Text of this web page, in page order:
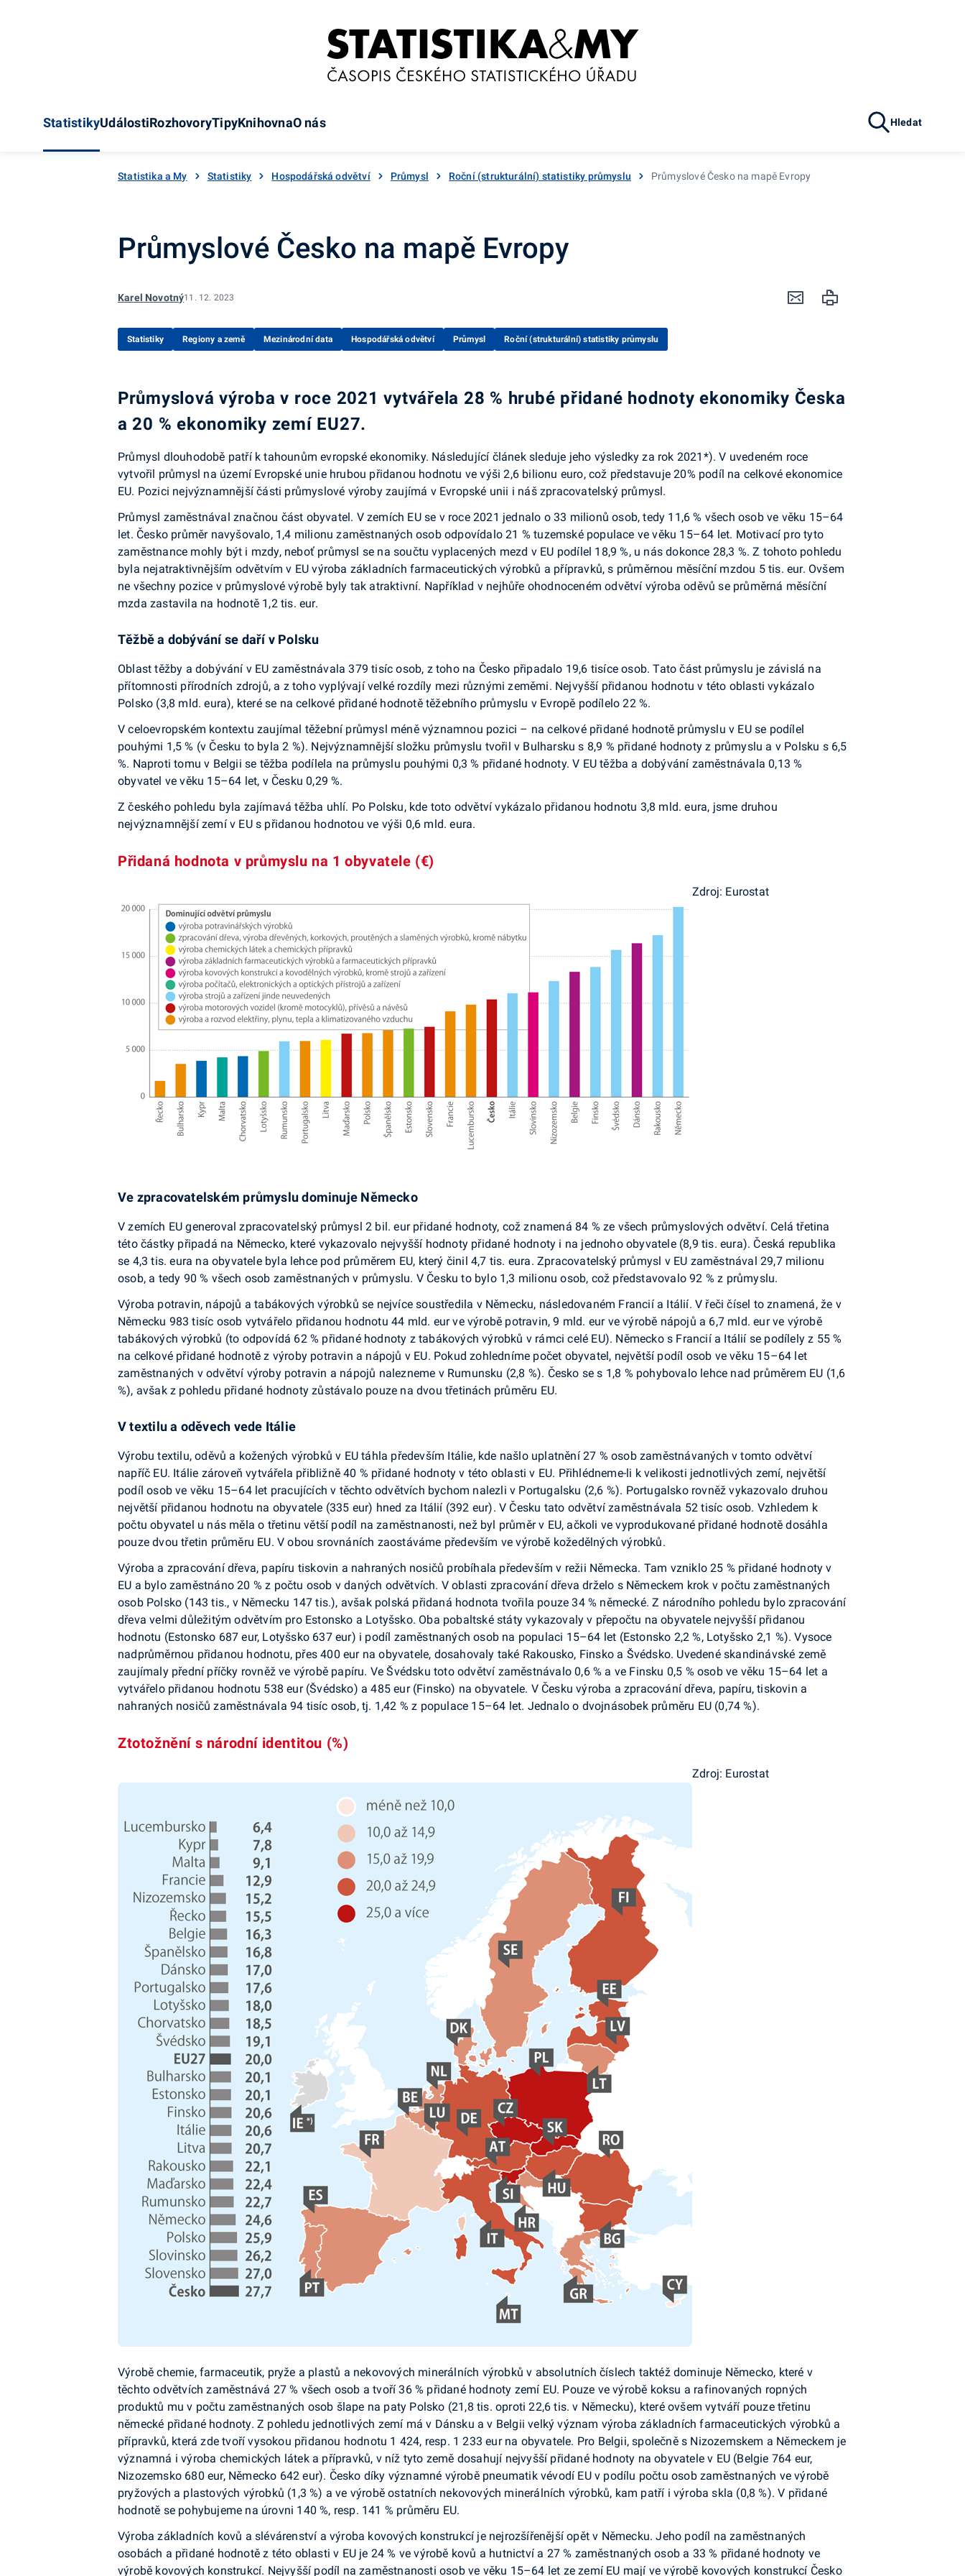
StatistikyUdálostiRozhovoryTipyKnihovnaO nás Hledat
Statistika a My Statistiky Hospodářská odvětví Průmysl Roční (strukturální) statistiky průmyslu Průmyslové Česko na mapě Evropy
Průmyslové Česko na mapě Evropy
Karel Novotný11. 12. 2023
Statistiky Regiony a země Mezinárodní data Hospodářská odvětví Průmysl Roční (strukturální) statistiky průmyslu
Průmyslová výroba v roce 2021 vytvářela 28 % hrubé přidané hodnoty ekonomiky Česka
a 20 % ekonomiky zemí EU27.
Průmysl dlouhodobě patří k tahounům evropské ekonomiky. Následující článek sleduje jeho výsledky za rok 2021*). V uvedeném roce
vytvořil průmysl na území Evropské unie hrubou přidanou hodnotu ve výši 2,6 bilionu euro, což představuje 20% podíl na celkové ekonomice
EU. Pozici nejvýznamnější části průmyslové výroby zaujímá v Evropské unii i náš zpracovatelský průmysl.
Průmysl zaměstnával značnou část obyvatel. V ze­mích EU se v roce 2021 jednalo o 33 milionů osob, tedy 11,6 % všech osob ve věku 15–64
let. Česko prů­měr navyšovalo, 1,4 milionu zaměstnaných osob od­povídalo 21 % tuzemské populace ve věku 15–64 let. Motivací pro tyto
zaměstnance mohly být i mzdy, neboť průmysl se na součtu vyplacených mezd v EU podílel 18,9 %, u nás dokonce 28,3 %. Z tohoto po­hledu
byla nejatraktivnějším odvětvím v EU výroba základních farmaceutických výrobků a přípravků, s průměrnou měsíční mzdou 5 tis. eur. Ovšem
ne všechny pozice v průmyslové výrobě byly tak atrak­tivní. Například v nejhůře ohodnoceném odvětví výroba oděvů se průměrná měsíční
mzda zastavila na hodnotě 1,2 tis. eur.
Těžbě a dobývání se daří v Polsku
Oblast těžby a dobývání v EU zaměstnávala 379 tisíc osob, z toho na Česko připadalo 19,6 tisíce osob. Tato část průmyslu je závislá na
přítomnosti přírodních zdrojů, a z toho vyplývají velké rozdíly mezi různými zeměmi. Nejvyšší přidanou hodnotu v této oblasti vykázalo
Polsko (3,8 mld. eura), které se na celkové přidané hodnotě těžebního průmyslu v Evropě po­dílelo 22 %.
V celoevropském kontextu zaujímal těžební prů­mysl méně významnou pozici – na celkové přidané hodnotě průmyslu v EU se podílel
pouhými 1,5 % (v Česku to byla 2 %). Nejvýznamnější složku prů­myslu tvořil v Bulharsku s 8,9 % přidané hodnoty z průmyslu a v Polsku s 6,5
%. Naproti tomu v Belgii se těžba podílela na průmyslu pouhými 0,3 % přidané hodnoty. V EU těžba a dobývání zaměstnávala 0,13 %
obyvatel ve věku 15–64 let, v Česku 0,29 %.
Z českého pohledu byla zajímavá těžba uhlí. Po Polsku, kde toto odvětví vykázalo přidanou hod­notu 3,8 mld. eura, jsme druhou
nejvýznamnější zemí v EU s přidanou hodnotou ve výši 0,6 mld. eura.
Přidaná hodnota v průmyslu na 1 obyvatele (€)
Zdroj: Eurostat
Ve zpracovatelském průmyslu dominuje Německo
V zemích EU generoval zpracovatelský průmysl 2 bil. eur přidané hodnoty, což znamená 84 % ze všech prů­myslových odvětví. Celá třetina
této částky připadá na Německo, které vykazovalo nejvyšší hodnoty při­dané hodnoty i na jednoho obyvatele (8,9 tis. eura). Česká republika
se 4,3 tis. eura na obyvatele byla lehce pod průměrem EU, který činil 4,7 tis. eura. Zpracovatelský průmysl v EU zaměstnával 29,7 mi­lionu
osob, a tedy 90 % všech osob zaměstnaných v průmyslu. V Česku to bylo 1,3 milionu osob, což představovalo 92 % z průmyslu.
Výroba potravin, nápojů a tabákových výrobků se nejvíce soustředila v Německu, následovaném Francií a Itálií. V řeči čísel to znamená, že v
Německu 983 tisíc osob vytvářelo přidanou hodnotu 44 mld. eur ve vý­robě potravin, 9 mld. eur ve výrobě nápojů a 6,7 mld. eur ve výrobě
tabákových výrobků (to odpovídá 62 % přidané hodnoty z tabákových výrobků v rámci celé EU). Německo s Francií a Itálií se podílely z 55 %
na celkové přidané hodnotě z výroby potravin a ná­pojů v EU. Pokud zohledníme počet obyvatel, největší podíl osob ve věku 15–64 let
zaměstnaných v odvětví výroby potravin a nápojů nalezneme v Rumunsku (2,8 %). Česko se s 1,8 % pohybovalo lehce nad prů­měrem EU (1,6
%), avšak z pohledu přidané hodnoty zůstávalo pouze na dvou třetinách průměru EU.
V textilu a oděvech vede Itálie
Výrobu textilu, oděvů a kožených výrobků v EU táhla především Itálie, kde našlo uplatnění 27 % osob za­městnávaných v tomto odvětví
napříč EU. Itálie záro­veň vytvářela přibližně 40 % přidané hodnoty v této oblasti v EU. Přihlédneme-li k velikosti jednotlivých zemí, největší
podíl osob ve věku 15–64 let pracují­cích v těchto odvětvích bychom nalezli v Portugalsku (2,6 %). Portugalsko rovněž vykazovalo druhou
nej­větší přidanou hodnotu na obyvatele (335 eur) hned za Itálií (392 eur). V Česku tato odvětví zaměstná­vala 52 tisíc osob. Vzhledem k
počtu obyvatel u nás měla o třetinu větší podíl na zaměstnanosti, než byl průměr v EU, ačkoli ve vyprodukované přidané hod­notě dosáhla
pouze dvou třetin průměru EU. V obou srovnáních zaostáváme především ve výrobě kože­dělných výrobků.
Výroba a zpracování dřeva, papíru tiskovin a na­hraných nosičů probíhala především v režii Německa. Tam vzniklo 25 % přidané hodnoty v
EU a bylo za­městnáno 20 % z počtu osob v daných odvětvích. V oblasti zpracování dřeva drželo s Německem krok v počtu zaměstnaných
osob Polsko (143 tis., v Ně­mecku 147 tis.), avšak polská přidaná hodnota tvo­řila pouze 34 % německé. Z národního pohledu bylo zpracování
dřeva velmi důležitým odvětvím pro Es­tonsko a Lotyšsko. Oba pobaltské státy vykazovaly v přepočtu na obyvatele nejvyšší přidanou
hodnotu (Estonsko 687 eur, Lotyšsko 637 eur) i podíl zaměst­naných osob na populaci 15–64 let (Estonsko 2,2 %, Lotyšsko 2,1 %). Vysoce
nadprůměrnou přidanou hodnotu, přes 400 eur na obyvatele, dosahovaly také Rakousko, Finsko a Švédsko. Uvedené skandinávské země
zaujímaly přední příčky rovněž ve výrobě pa­píru. Ve Švédsku toto odvětví zaměstnávalo 0,6 % a ve Finsku 0,5 % osob ve věku 15–64 let a
vytvářelo přidanou hodnotu 538 eur (Švédsko) a 485 eur (Fin­sko) na obyvatele. V Česku výroba a zpracování dřeva, papíru, tiskovin a
nahraných nosičů zaměstnávala 94 tisíc osob, tj. 1,42 % z populace 15–64 let. Jednalo o dvojnásobek průměru EU (0,74 %).
Ztotožnění s národní identitou (%)
Zdroj: Eurostat
Výrobě chemie, farmaceutik, pryže a plastů a ne­kovových minerálních výrobků v absolutních číslech taktéž dominuje Německo, které v
těchto odvětvích zaměstnává 27 % všech osob a tvoří 36 % přidané hod­noty zemí EU. Pouze ve výrobě koksu a rafinovaných ropných
produktů mu v počtu zaměstnaných osob šlape na paty Polsko (21,8 tis. oproti 22,6 tis. v Ně­mecku), které ovšem vytváří pouze třetinu
německé přidané hodnoty. Z pohledu jednotlivých zemí má v Dánsku a v Belgii velký význam výroba základních farmaceutických výrobků a
přípravků, která zde tvoří vysokou přidanou hodnotu 1 424, resp. 1 233 eur na obyvatele. Pro Belgii, společně s Nizozemskem a Německem je
významná i výroba chemických lá­tek a přípravků, v níž tyto země dosahují nejvyšší přidané hodnoty na obyvatele v EU (Belgie 764 eur,
Nizozemsko 680 eur, Německo 642 eur). Česko díky významné výrobě pneumatik vévodí EU v podílu po­čtu osob zaměstnaných ve výrobě
pryžových a plas­tových výrobků (1,3 %) a ve výrobě ostatních neko­vových minerálních výrobků, kam patří i výroba skla (0,8 %). V přidané
hodnotě se pohybujeme na úrovni 140 %, resp. 141 % průměru EU.
Výroba základních kovů a slévárenství a výroba kovových konstrukcí je nejrozšířenější opět v Ně­mecku. Jeho podíl na zaměstnaných
osobách a přidané hodnotě z této oblasti v EU je 24 % ve výrobě kovů a hutnictví a 27 % zaměstnaných osob a 33 % přidané hodnoty ve
výrobě kovových konstrukcí. Nejvyšší podíl na zaměstnanosti osob ve věku 15–64 let ze zemí EU mají ve výrobě kovových konstrukcí Česko